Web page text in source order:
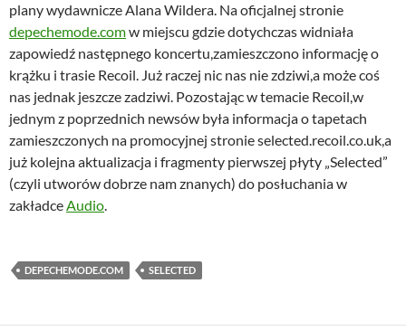
plany wydawnicze Alana Wildera. Na oficjalnej stronie
depechemode.comw miejscu gdzie dotychczas widniała
zapowiedź następnego koncertu,zamieszczono informację o
krążku i trasie Recoil. Już raczej nic nas nie zdziwi,a może coś
nas jednak jeszcze zadziwi. Pozostając w temacie Recoil,w
jednym z poprzednich newsów była informacja o tapetach
zamieszczonych na promocyjnej stronie selected.recoil.co.uk,a
już kolejna aktualizacja i fragmenty pierwszej płyty „Selected”
(czyli utworów dobrze nam znanych) do posłuchania w
zakładceAudio.
DEPECHEMODE.COM SELECTED